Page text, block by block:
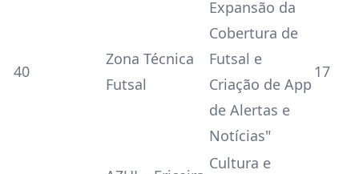
40
Zona Técnica
Futsal
Expansão da
Cobertura de
Futsal e
Criação de App
de Alertas e
Notícias"
17
Cultura e